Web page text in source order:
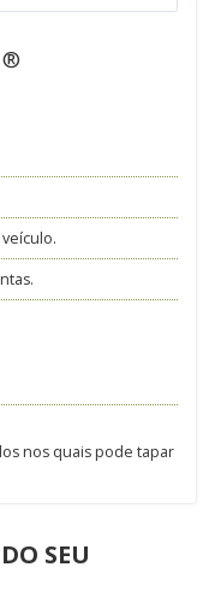
®
nos quais pode tapar
SEU